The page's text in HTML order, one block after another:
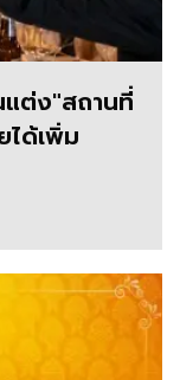
ต่ง"สถานที่
ได้เพิ่ม